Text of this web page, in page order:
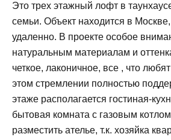
Это трех этажный лофт в
семьи. Объект находится в
удаленно. В проекте особое
натуральным материалам и
четкое, лаконичное, все , что
этом стремлении полностью
этаже располагается гостиная-
бытовая комната с газовым
разместить ателье, т.к. хозяйка